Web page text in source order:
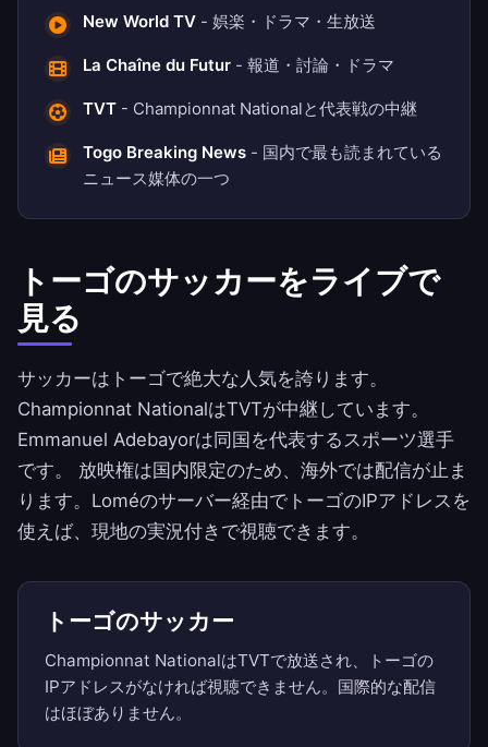
New World TV - 娯楽・ドラマ・生放送
La Chaîne du Futur - 報道・討論・ドラマ
TVT - Championnat Nationalと代表戦の中継
Togo Breaking News - 国内で最も読まれている
ニュース媒体の一つ
トーゴのサッカーをライブで
見る
サッカーはトーゴで絶大な人気を誇ります。
Championnat NationalはTVTが中継しています。
Emmanuel Adebayorは同国を代表するスポーツ選手
です。 放映権は国内限定のため、海外では配信が止ま
ります。Loméのサーバー経由でトーゴのIPアドレスを
使えば、現地の実況付きで視聴できます。
トーゴのサッカー
Championnat NationalはTVTで放送され、トーゴの
IPアドレスがなければ視聴できません。国際的な配信
はほぼありません。